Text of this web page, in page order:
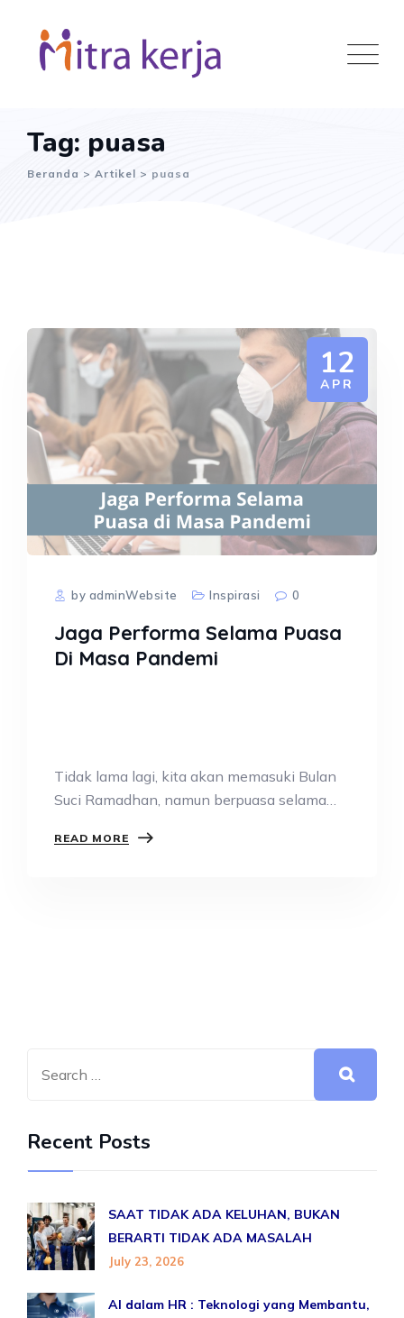
content
Tag: puasa
Beranda > Artikel > puasa
12
APR
by adminWebsite Inspirasi 0
Jaga Performa Selama Puasa
Di Masa Pandemi
Tidak lama lagi, kita akan memasuki Bulan
Suci Ramadhan, namun berpuasa selama
READ MORE
Recent Posts
SAAT TIDAK ADA KELUHAN, BUKAN
BERARTI TIDAK ADA MASALAH
July 23, 2026
AI dalam HR : Teknologi yang Membantu,